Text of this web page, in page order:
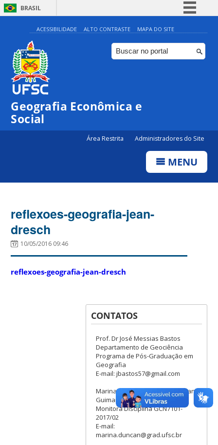
BRASIL
Simplifique!
Comunica BR
Participe
ACESSIBILIDADE ALTO CONTRASTE MAPA DO SITE
Geografia Econômica e
Social
Área Restrita Administradores do Site
MENU
reflexoes-geografia-jean-
dresch
10/05/2016 09:46
reflexoes-geografia-jean-dresch
CONTATOS
Prof. Dr José Messias Bastos
Departamento de Geociência
Programa de Pós-Graduação em
Geografia
E-mail: jbastos57@gmail.com
Marina Medeiros Luciano Duncan
Guimarães
Monitora Disciplina GCN7101-
2017/02
E-mail:
marina.duncan@grad.ufsc.br